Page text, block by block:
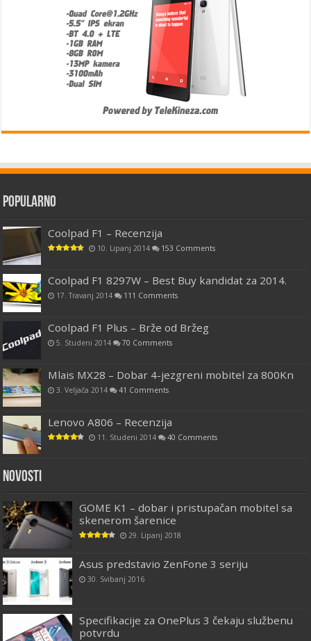
Popularno
Coolpad F1 – Recenzija
10. Lipanj 2014 153 Comments
Coolpad F1 8297W – Best Buy kandidat za 2014.
17. Travanj 2014 111 Comments
Coolpad F1 Plus – Brže od Bržeg
5. Studeni 2014 70 Comments
Mlais MX28 – Dobar 4-jezgreni mobitel za 800Kn
3. Veljača 2014 41 Comments
Lenovo A806 – Recenzija
11. Studeni 2014 40 Comments
Novosti
GOME K1 – dobar i pristupačan mobitel sa
skenerom šarenice
29. Lipanj 2018
Asus predstavio ZenFone 3 seriju
30. Svibanj 2016
Specifikacije za OnePlus 3 čekaju službenu
potvrdu